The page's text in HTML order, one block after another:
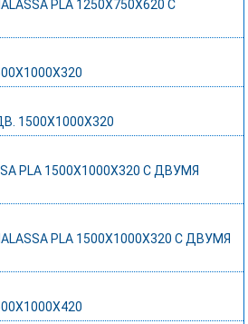
PLA 1250X750X620 C
1500Х1000Х320
PLA 1500X1000X320 C ДВУМЯ
PLA 1500X1000X320 C ДВУМЯ